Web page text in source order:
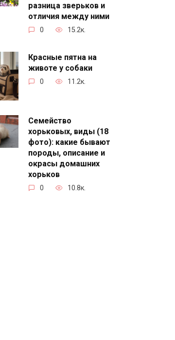
разница зверьков и
отличия между ними
0 15.2к.
Красные пятна на
животе у собаки
0 11.2к.
Семейство
хорьковых, виды (18
фото): какие бывают
породы, описание и
окрасы домашних
хорьков
0 10.8к.